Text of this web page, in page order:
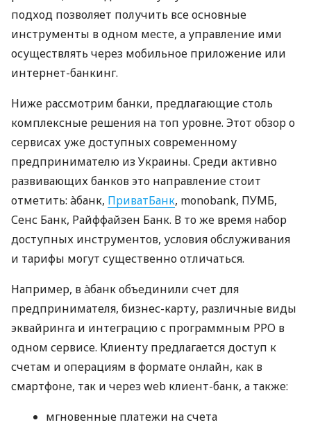
подход позволяет получить все основные
инструменты в одном месте, а управление ими
осуществлять через мобильное приложение или
интернет-банкинг.
Ниже рассмотрим банки, предлагающие столь
комплексные решения на топ уровне. Этот обзор о
сервисах уже доступных современному
предпринимателю из Украины. Среди активно
развивающих банков это направление стоит
отметить: àбанк, ПриватБанк, monobank, ПУМБ,
Сенс Банк, Райффайзен Банк. В то же время набор
доступных инструментов, условия обслуживания
и тарифы могут существенно отличаться.
Например, в àбанк объединили счет для
предпринимателя, бизнес-карту, различные виды
эквайринга и интеграцию с программным РРО в
одном сервисе. Клиенту предлагается доступ к
счетам и операциям в формате онлайн, как в
смартфоне, так и через web клиент-банк, а также:
мгновенные платежи на счета